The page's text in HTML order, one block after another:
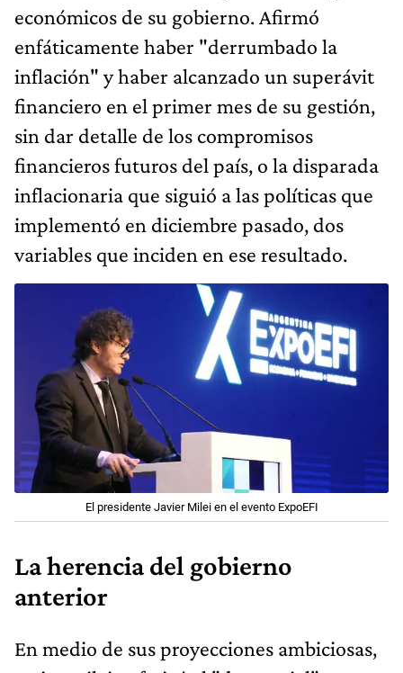
económicos de su gobierno. Afirmó
enfáticamente haber "derrumbado la
inflación" y haber alcanzado un superávit
financiero en el primer mes de su gestión,
sin dar detalle de los compromisos
financieros futuros del país, o la disparada
inflacionaria que siguió a las políticas que
implementó en diciembre pasado, dos
variables que inciden en ese resultado.
El presidente Javier Milei en el evento ExpoEFI
La herencia del gobierno
anterior
En medio de sus proyecciones ambiciosas,